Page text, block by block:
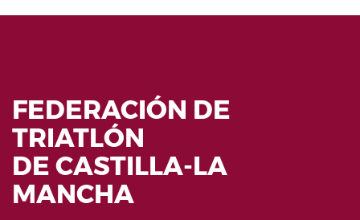
FEDERACIÓN DE
TRIATLÓN
DE CASTILLA-LA
MANCHA